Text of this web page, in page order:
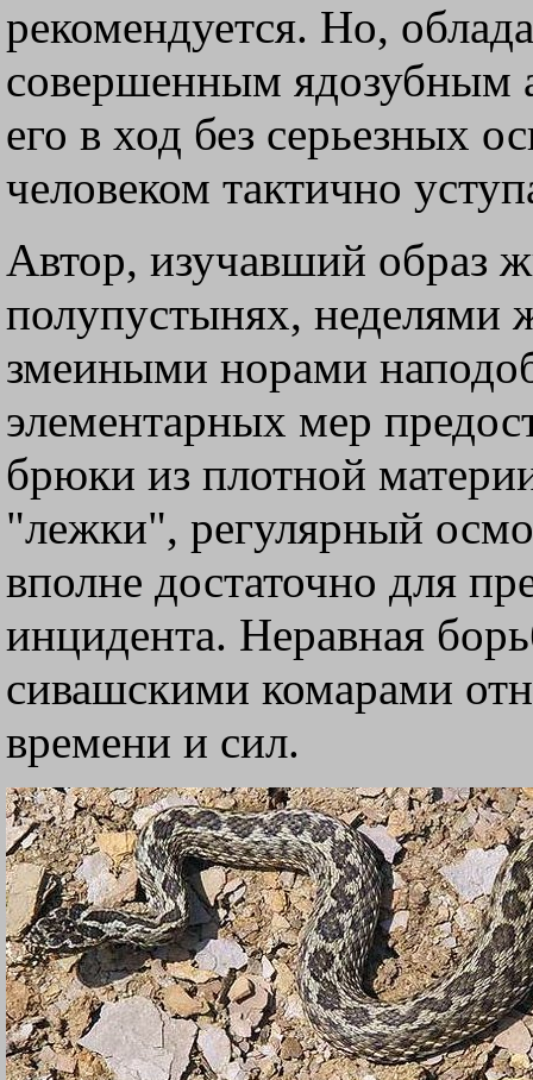
рекомендуется. Но,
совершенным ядозубным
его в ход без серьезных
человеком тактично
Автор, изучавший образ
полупустынях, неделями
змеиными норами
элементарных мер
брюки из плотной
"лежки", регулярный
вполне достаточно для
инцидента. Неравная
сивашскими комарами
времени и сил.